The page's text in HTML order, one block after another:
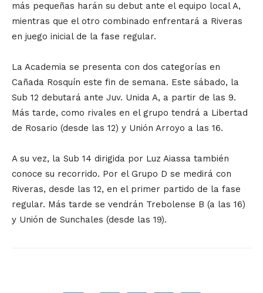
más pequeñas harán su debut ante el equipo local A,
mientras que el otro combinado enfrentará a Riveras
en juego inicial de la fase regular.
La Academia se presenta con dos categorías en
Cañada Rosquín este fin de semana. Este sábado, la
Sub 12 debutará ante Juv. Unida A, a partir de las 9.
Más tarde, como rivales en el grupo tendrá a Libertad
de Rosario (desde las 12) y Unión Arroyo a las 16.
A su vez, la Sub 14 dirigida por Luz Aiassa también
conoce su recorrido. Por el Grupo D se medirá con
Riveras, desde las 12, en el primer partido de la fase
regular. Más tarde se vendrán Trebolense B (a las 16)
y Unión de Sunchales (desde las 19).